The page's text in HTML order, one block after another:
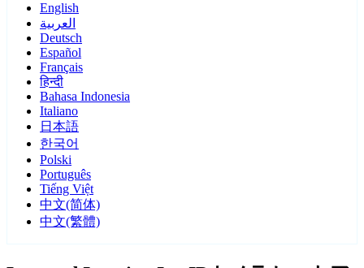
English
العربية
Deutsch
Español
Français
हिन्दी
Bahasa Indonesia
Italiano
日本語
한국어
Polski
Português
Tiếng Việt
中文(简体)
中文(繁體)